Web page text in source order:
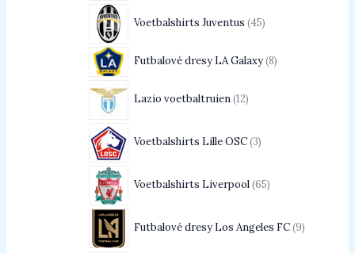
Voetbalshirts Juventus 45
Futbalové dresy LA Galaxy 8
Lazio voetbaltruien 12
Voetbalshirts Lille OSC 3
Voetbalshirts Liverpool 65
Futbalové dresy Los Angeles FC 9